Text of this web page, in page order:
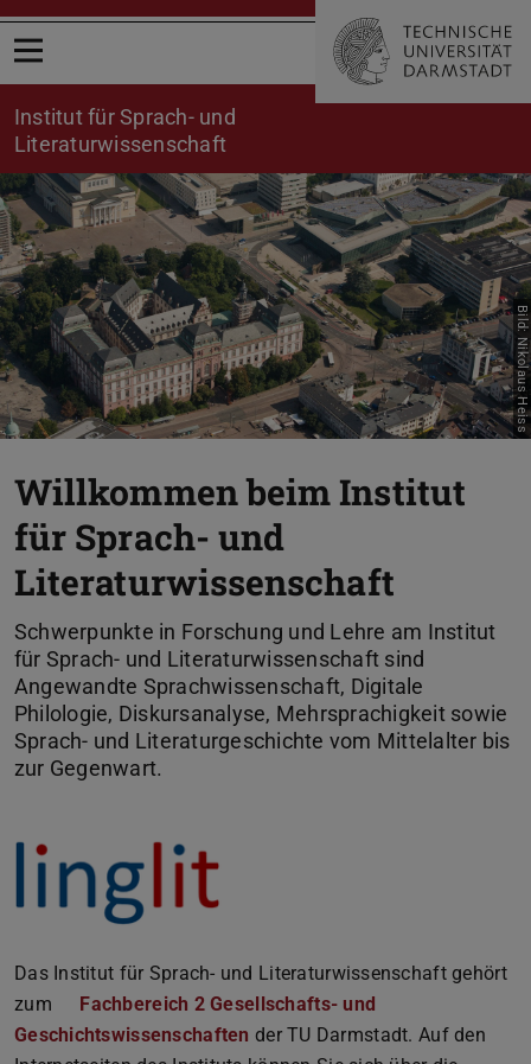
Menü öffnen
Institut für Sprach- und
Literaturwissenschaft
Bild: Nikolaus Heiss
Willkommen beim Institut
für Sprach- und
Literaturwissenschaft
Schwerpunkte in Forschung und Lehre am Institut
für Sprach- und Literaturwissenschaft sind
Angewandte Sprachwissenschaft, Digitale
Philologie, Diskursanalyse, Mehrsprachigkeit sowie
Sprach- und Literaturgeschichte vom Mittelalter bis
zur Gegenwart.
Das Institut für Sprach- und Literaturwissenschaft gehört
zum
Fachbereich 2 Gesellschafts- und
Geschichtswissenschaften der TU Darmstadt. Auf den